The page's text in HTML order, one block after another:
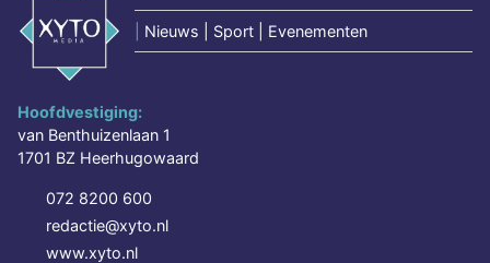
Nieuws | Sport | Evenementen
Hoofdvestiging:
van Benthuizenlaan 1
1701 BZ Heerhugowaard
072 8200 600
redactie@xyto.nl
www.xyto.nl